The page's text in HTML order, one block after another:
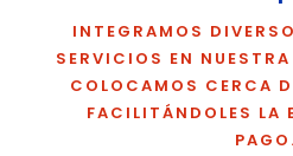
INTEGRAMOS
SERVICIOS EN
COLOCAMOS CERCA
FACILITÁNDOLES LA
PAGO.